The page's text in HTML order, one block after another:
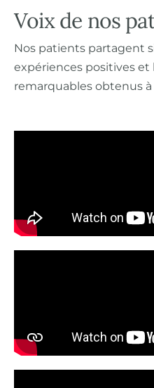
Voix de nos
Nos patients partagent
expériences positives et
remarquables obtenus